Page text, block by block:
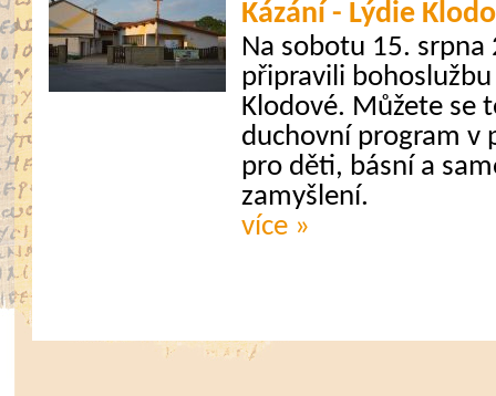
Kázání - Lýdie
Na sobotu 15.
připravili
Klodové. Můžete se
duchovní program v
pro děti, básní a
zamyšlení.
více »